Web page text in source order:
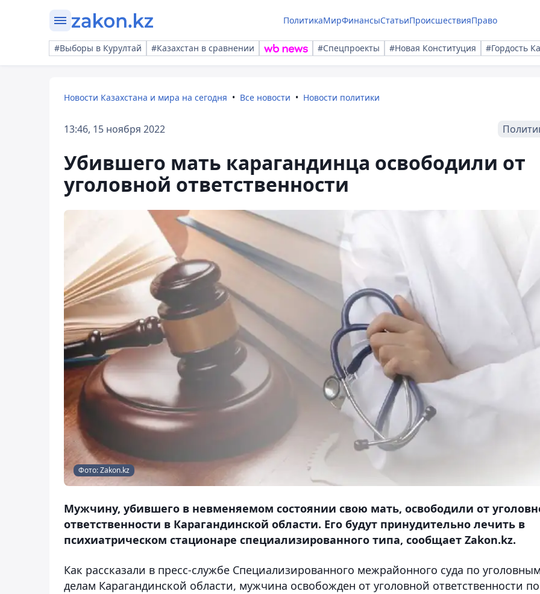
ПолитикаМирФинансыСтатьиПроисшествияПраво
#Выборы в Курултай #Казахстан в сравнении #Спецпроекты #Новая Конституция #Гордость
Новости Казахстана и мира на сегодня Все новости Новости политики
13:46, 15 ноября 2022
Убившего мать карагандинца освободили от
уголовной ответственности
Фото: Zakon.kz
Мужчину, убившего в невменяемом состоянии свою мать, освободили от
ответственности в Карагандинской области. Его будут принудительно лечить в
психиатрическом стационаре специализированного типа, сообщает Zakon.kz.
Как рассказали в пресс-службе Специализированного межрайонного суда по
делам Карагандинской области, мужчина освобожден от уголовной ответственности по